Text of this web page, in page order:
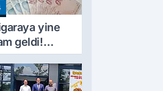
yine
geldi!
10 TL